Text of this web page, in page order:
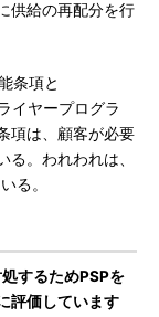
供給の再配分を行
条項と
イヤープログラ
項は、顧客が必要
。われわれは、
る。
するためPSPを
評価しています